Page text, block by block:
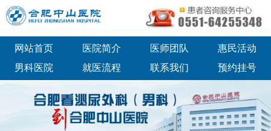
网站首页 医院简介 医师团队
惠民活动
男科医院
就医流程 联系我们 预约挂号